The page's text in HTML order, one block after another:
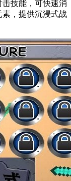
技能，可快速消
素，提供沉浸式战